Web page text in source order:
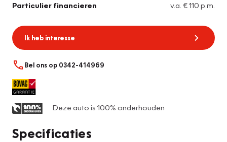
Particulier financieren v.a. € 110 p.m.
Ik heb interesse
Bel ons op 0342-414969
Deze auto is 100% onderhouden
Specificaties